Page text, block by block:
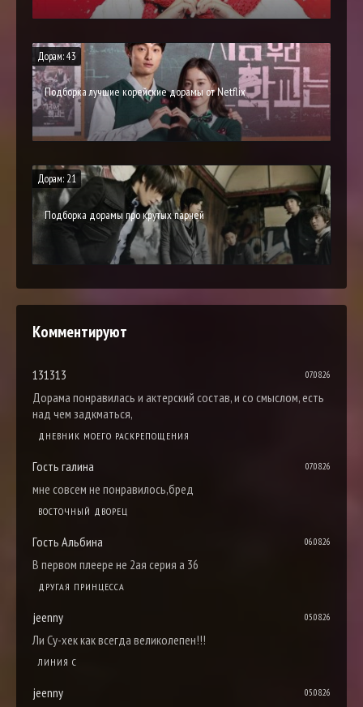
Дорам: 43
Подборка лучшие корейские дорамы от Netflix
Дорам: 21
Подборка дорамы про крутых парней
Комментируют
131313 07.08.26
Дорама понравилась и актерский состав, и со смыслом, есть
над чем задкматься,
ДНЕВНИК МОЕГО РАСКРЕПОЩЕНИЯ
Гость галина 07.08.26
мне совсем не понравилось,бред
ВОСТОЧНЫЙ ДВОРЕЦ
Гость Альбина 06.08.26
В первом плеере не 2ая серия а 36
ДРУГАЯ ПРИНЦЕССА
jeenny 05.08.26
Ли Су-хек как всегда великолепен!!!
ЛИНИЯ С
jeenny 05.08.26